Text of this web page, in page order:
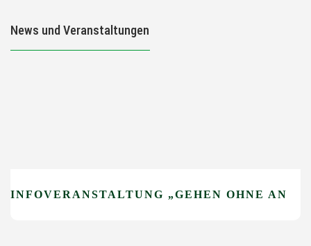
News und Veranstaltungen